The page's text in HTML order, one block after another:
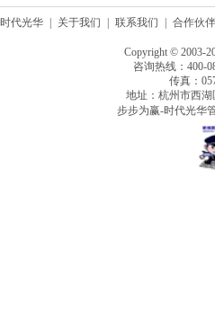
时代光华 关于我们 联系我们 合作伙伴
Copyright © 2003-
咨询热线：400-
传真：
地址：杭州市西
步步为赢-时代光华